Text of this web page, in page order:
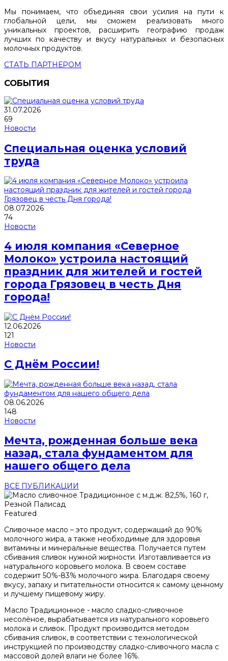
Мы понимаем, что объединяя свои усилия на пути к
глобальной цели, мы сможем реализовать много
уникальных проектов, расширить географию продаж
лучших по качеству и вкусу натуральных и безопасных
молочных продуктов.
СТАТЬ ПАРТНЕРОМ
СОБЫТИЯ
31.07.2026
69
Новости
Специальная оценка условий
труда
08.07.2026
74
Новости
4 июля компания «Северное
Молоко» устроила настоящий
праздник для жителей и гостей
города Грязовец в честь Дня
города!
12.06.2026
121
Новости
С Днём России!
08.06.2026
148
Новости
Мечта, рожденная больше века
назад, стала фундаментом для
нашего общего дела
ВСЕ ПУБЛИКАЦИИ
Featured
Сливочное масло – это продукт, содержащий до 90%
молочного жира, а также необходимые для здоровья
витамины и минеральные вещества. Получается путем
сбивания сливок нужной жирности. Изготавливается из
натурального коровьего молока. В своем составе
содержит 50%-83% молочного жира. Благодаря своему
вкусу, запаху и питательности относится к самому ценному
и лучшему пищевому жиру.
Масло Традиционное - масло сладко-сливочное
несолёное, вырабатывается из натурального коровьего
молока и сливок. Продукт производится методом
сбивания сливок, в соответствии с технологической
инструкцией по производству сладко-сливочного масла с
массовой долей влаги не более 16%.